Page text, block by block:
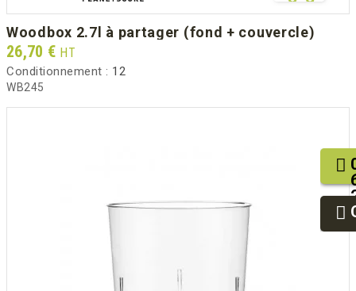
woodbox 2.7l à partager (fond + couvercle)
Prix
26,70 € HT
Conditionnement : 12
WB245